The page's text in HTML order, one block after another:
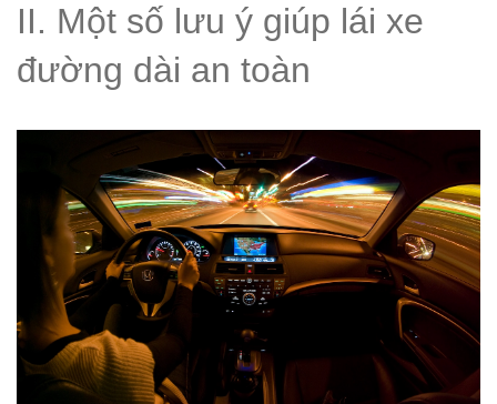
II. Một số lưu ý giúp lái xe
đường dài an toàn